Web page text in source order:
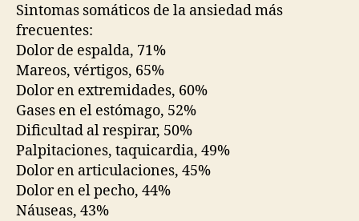
Sintomas somáticos de la ansiedad más
frecuentes:
Dolor de espalda, 71%
Mareos, vértigos, 65%
Dolor en extremidades, 60%
Gases en el estómago, 52%
Dificultad al respirar, 50%
Palpitaciones, taquicardia, 49%
Dolor en articulaciones, 45%
Dolor en el pecho, 44%
Náuseas, 43%